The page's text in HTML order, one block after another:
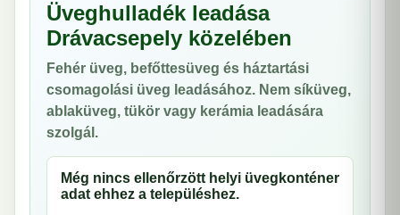
Üveghulladék leadása
Drávacsepely közelében
Fehér üveg, befőttesüveg és háztartási
csomagolási üveg leadásához. Nem síküveg,
ablaküveg, tükör vagy kerámia leadására
szolgál.
Még nincs ellenőrzött helyi üvegkonténer
adat ehhez a településhez.